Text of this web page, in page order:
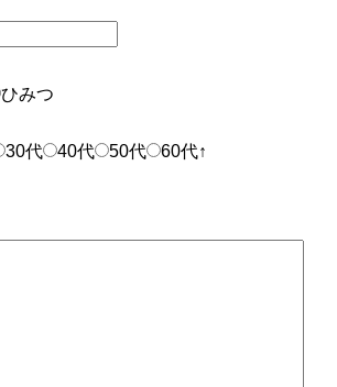
ひみつ
30代 40代 50代
60代↑